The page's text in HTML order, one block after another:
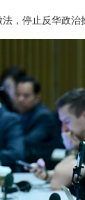
，停止反华政